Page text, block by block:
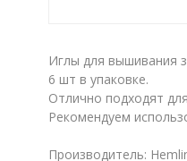
Иглы для вышивания
6 шт в упаковке.
Отлично подходят
Рекомендуем
Производитель: